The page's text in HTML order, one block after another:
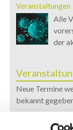
Veranstaltungen
Alle
der
Neue Termine
bekannt